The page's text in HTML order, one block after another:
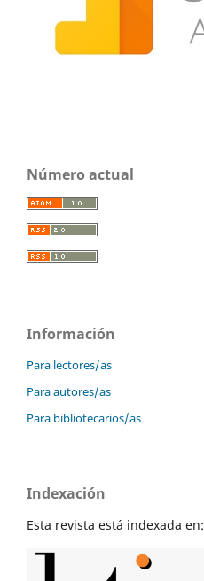
Número actual
Información
Para lectores/as
Para autores/as
Para bibliotecarios/as
Indexación
Esta revista está indexada en: